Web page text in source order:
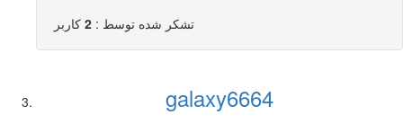
تشکر شده توسط : 2 کاربر
galaxy6664